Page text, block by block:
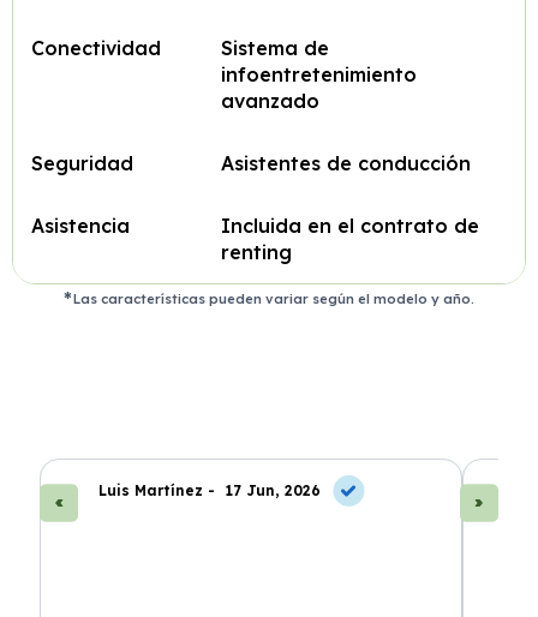
Conectividad
Sistema de
infoentretenimiento
avanzado
Seguridad Asistentes de conducción
Asistencia
Incluida en el contrato de
renting
Las características pueden variar según el modelo y año.
Luis Martínez - 17 Jun, 2026